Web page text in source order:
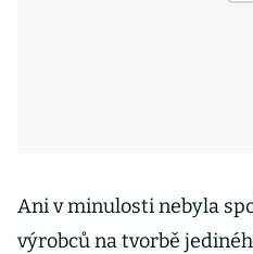
Ani v minulosti nebyla
výrobců na tvorbě